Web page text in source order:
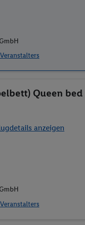
Queen bed
anzeigen